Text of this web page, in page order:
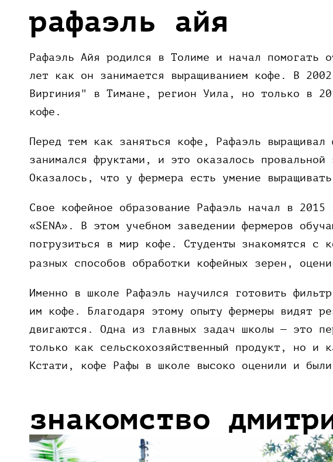
рафаэль айя
Рафаэль Айя родился в Толиме и начал
лет как он занимается выращиванием кофе. В
Виргиния" в Тимане, регион Уила, но только в
кофе.
Перед тем как заняться кофе, Рафаэль
занимался фруктами, и это оказалось
Оказалось, что у фермера есть умение
Свое кофейное образование Рафаэль начал в
«SENA». В этом учебном заведении фермеров
погрузиться в мир кофе. Студенты знакомятся с
разных способов обработки кофейных зерен,
Именно в школе Рафаэль научился готовить
им кофе. Благодаря этому опыту фермеры видят
двигаются. Одна из главных задач школы — это
только как сельскохозяйственный продукт, но и
Кстати, кофе Рафы в школе высоко оценили и
знакомство